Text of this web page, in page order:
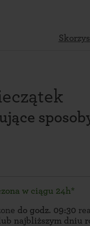
w ciągu 24h*
do godz. 09:30
najbliższym dniu